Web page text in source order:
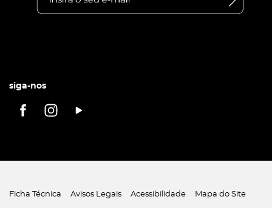
siga-nos
Ficha Técnica Avisos Legais Acessibilidade Mapa do Site